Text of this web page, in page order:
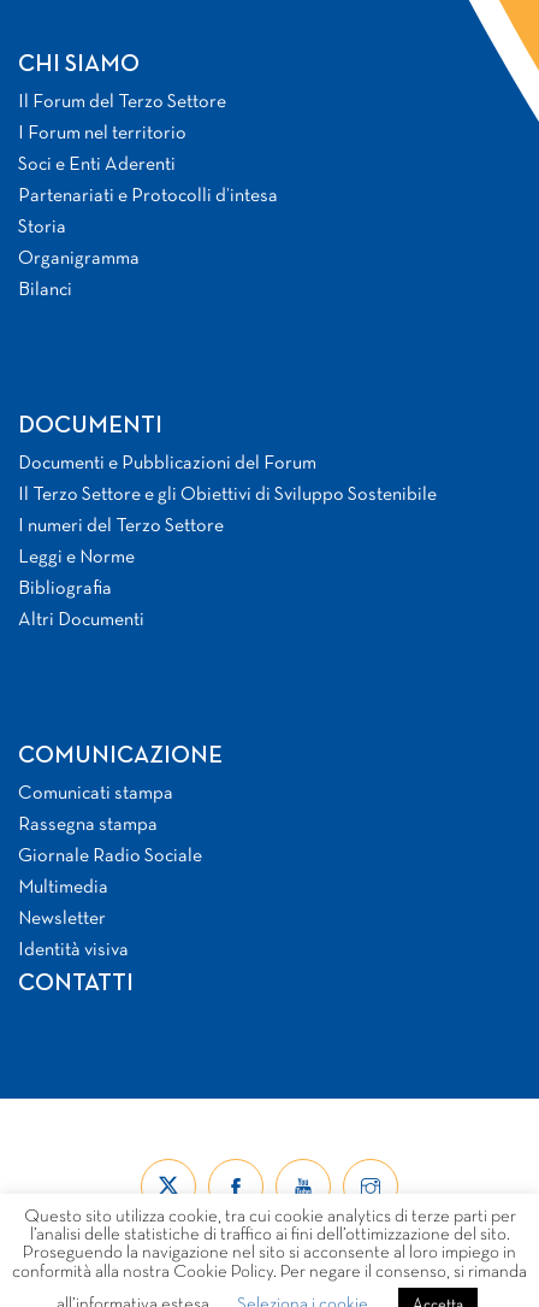
CHI SIAMO
Il Forum del Terzo Settore
I Forum nel territorio
Soci e Enti Aderenti
Partenariati e Protocolli d’intesa
Storia
Organigramma
Bilanci
DOCUMENTI
Documenti e Pubblicazioni del Forum
Il Terzo Settore e gli Obiettivi di Sviluppo Sostenibile
I numeri del Terzo Settore
Leggi e Norme
Bibliografia
Altri Documenti
COMUNICAZIONE
Comunicati stampa
Rassegna stampa
Giornale Radio Sociale
Multimedia
Newsletter
Identità visiva
CONTATTI
Questo sito utilizza cookie, tra cui cookie analytics di terze parti per
l’analisi delle statistiche di traffico ai fini dell’ottimizzazione del sito.
Proseguendo la navigazione nel sito si acconsente al loro impiego in
conformità alla nostra Cookie Policy. Per negare il consenso, si rimanda